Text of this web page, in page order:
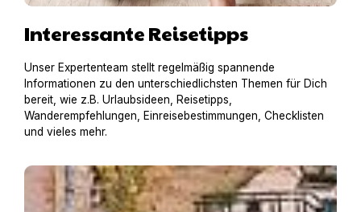
Interessante Reisetipps
Unser Expertenteam stellt regelmäßig spannende
Informationen zu den unterschiedlichsten Themen für Dich
bereit, wie z.B. Urlaubsideen, Reisetipps,
Wanderempfehlungen, Einreisebestimmungen, Checklisten
und vieles mehr.
Hausboot mit Hund